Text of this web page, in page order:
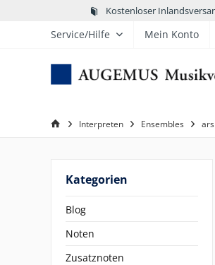
Kostenloser
Service/Hilfe Mein Konto
Interpreten Ensembles
Kategorien
Blog
Noten
Zusatznoten